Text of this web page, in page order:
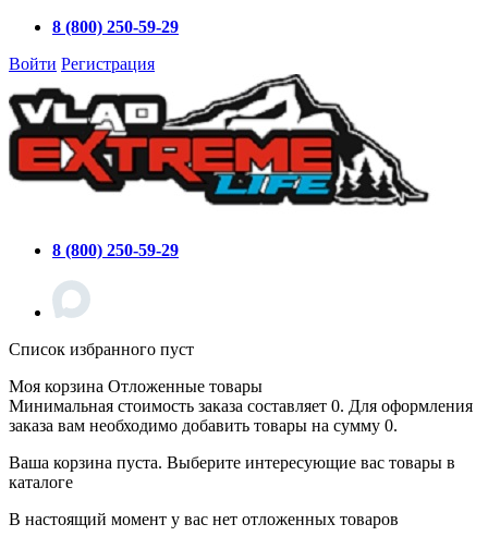
8 (800) 250-59-29
Войти Регистрация
8 (800) 250-59-29
Список избранного пуст
Моя корзина Отложенные товары
Минимальная стоимость заказа составляет 0. Для оформления
заказа вам необходимо добавить товары на сумму 0.
Ваша корзина пуста. Выберите интересующие вас товары в
каталоге
В настоящий момент у вас нет отложенных товаров